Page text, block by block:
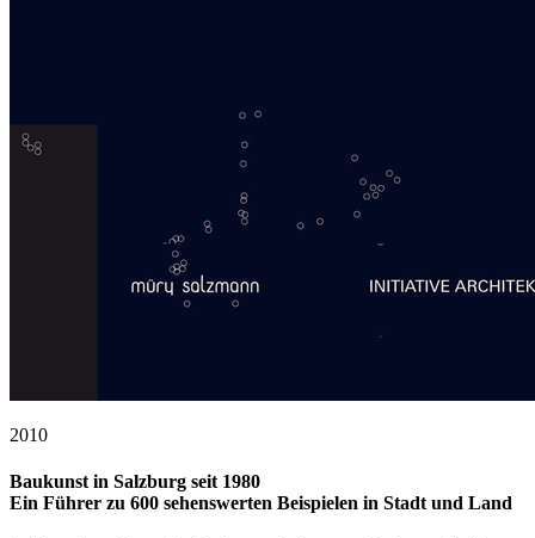
2010
Baukunst in Salzburg seit 1980
Ein Führer zu 600 sehenswerten Beispielen in Stadt und Land